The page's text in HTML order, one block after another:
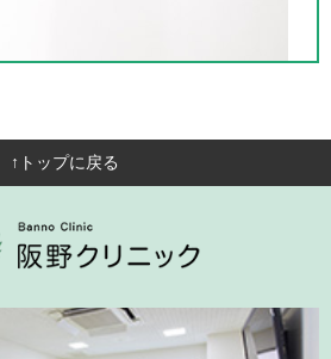
↑トップに戻る